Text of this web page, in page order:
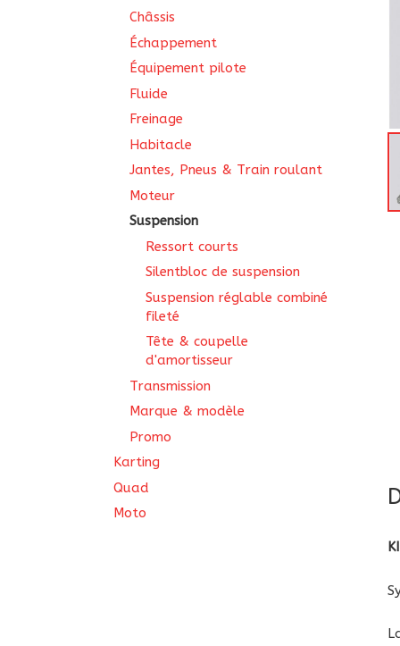
Châssis
Échappement
Équipement pilote
Fluide
Freinage
Habitacle
Jantes, Pneus & Train roulant
Moteur
Suspension
Ressort courts
Silentbloc de suspension
Suspension réglable combiné
fileté
Tête & coupelle
d'amortisseur
Transmission
Marque & modèle
Promo
Karting
Quad
Moto